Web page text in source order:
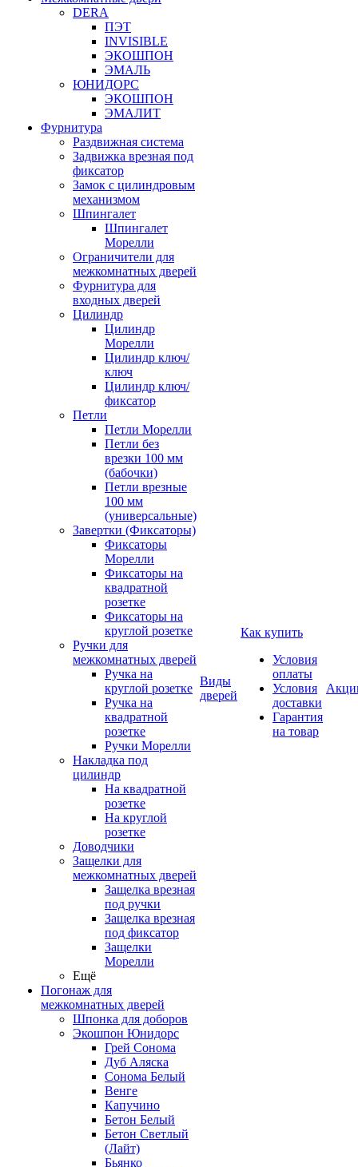
DERA
ПЭТ
INVISIBLE
ЭКОШПОН
ЭМАЛЬ
ЮНИДОРС
ЭКОШПОН
ЭМАЛИТ
Фурнитура
Раздвижная система
Задвижка врезная под
фиксатор
Замок с цилиндровым
механизмом
Шпингалет
Шпингалет
Морелли
Ограничители для
межкомнатных дверей
Фурнитура для
входных дверей
Цилиндр
Цилиндр
Морелли
Цилиндр ключ/
ключ
Цилиндр ключ/
фиксатор
Петли
Петли Морелли
Петли без
врезки 100 мм
(бабочки)
Петли врезные
100 мм
(универсальные)
Завертки (Фиксаторы)
Фиксаторы
Морелли
Фиксаторы на
квадратной
розетке
Фиксаторы на
круглой розетке
Ручки для
межкомнатных дверей
Ручка на
круглой розетке
Ручка на
квадратной
розетке
Ручки Морелли
Накладка под
цилиндр
На квадратной
розетке
На круглой
розетке
Доводчики
Защелки для
межкомнатных дверей
Защелка врезная
под ручки
Защелка врезная
под фиксатор
Защелки
Морелли
Ещё
Погонаж для
межкомнатных дверей
Шпонка для доборов
Экошпон Юнидорс
Грей Сонома
Дуб Аляска
Сонома Белый
Венге
Капучино
Бетон Белый
Бетон Светлый
(Лайт)
Бьянко
Виды
дверей
Как купить
Условия
оплаты
Условия
доставки
Гарантия
на товар